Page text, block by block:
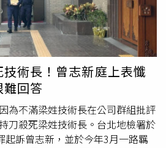
術長！曾志新庭上表懺
回答
為不滿梁姓技術長在公司群組批評
刀殺死梁姓技術長。台北地檢署於
起訴曾志新，並於今年3月一路羈